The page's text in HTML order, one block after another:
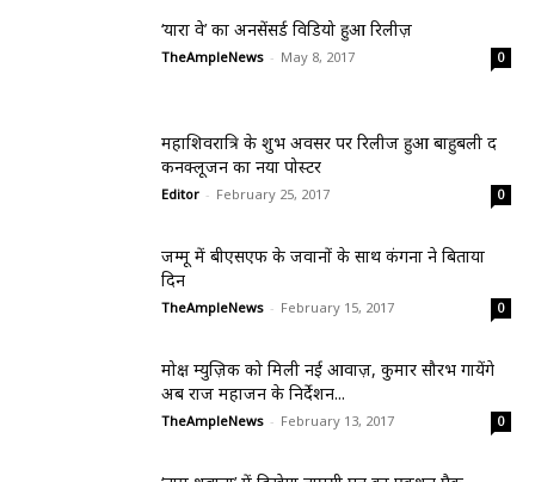
‘यारा वे’ का अनसेंसर्ड विडियो हुआ रिलीज़
TheAmpleNews - May 8, 2017 0
महाशिवरात्रि के शुभ अवसर पर रिलीज हुआ बाहुबली द
कनक्लूजन का नया पोस्टर
Editor - February 25, 2017 0
जम्मू में बीएसएफ के जवानों के साथ कंगना ने बिताया
दिन
TheAmpleNews - February 15, 2017 0
मोक्ष म्युज़िक को मिली नई आवाज़, कुमार सौरभ गायेंगे
अब राज महाजन के निर्देशन...
TheAmpleNews - February 13, 2017 0